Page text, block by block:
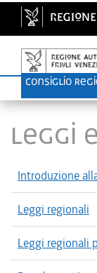
LEGGI
Introduzione
Leggi regionali
Leggi regionali